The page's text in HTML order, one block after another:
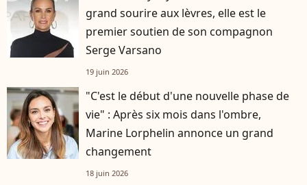
grand sourire aux lèvres, elle est le
premier soutien de son compagnon
Serge Varsano
19 juin 2026
"C'est le début d'une nouvelle phase de
vie" : Après six mois dans l'ombre,
Marine Lorphelin annonce un grand
changement
18 juin 2026